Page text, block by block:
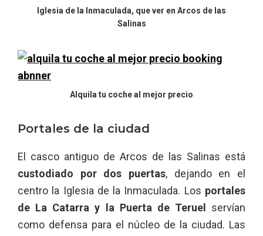
Iglesia de la Inmaculada, que ver en Arcos de las
Salinas
Alquila tu coche al mejor precio
Portales de la ciudad
El casco antiguo de Arcos de las Salinas está
custodiado por dos puertas, dejando en el
centro la Iglesia de la Inmaculada. Los portales
de La Catarra y la Puerta de Teruel
servían
como defensa para el núcleo de la ciudad. Las